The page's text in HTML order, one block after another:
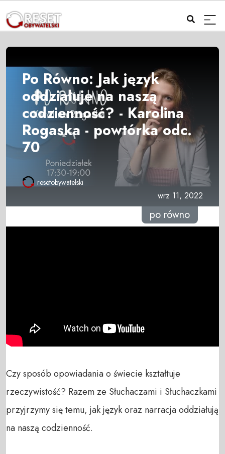
Po Równo: Jak język
oddziałuje na naszą
codzienność? - Karolina
Rogaska - powtórka odc.
70
resetobywatelski
wrz 11, 2022
po równo
Czy sposób opowiadania o świecie kształtuje
rzeczywistość? Razem ze Słuchaczami i Słuchaczkami
przyjrzymy się temu, jak język oraz narracja oddziałują
na naszą codzienność.